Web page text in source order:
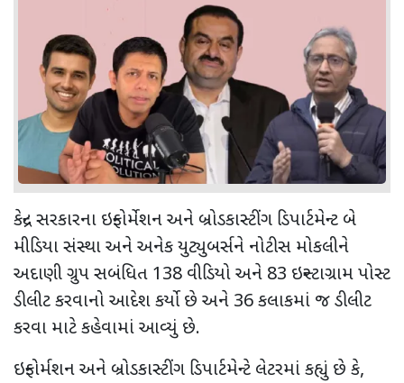
કેન્દ્ર સરકારના ઇન્ફોર્મેશન અને બ્રોડકાસ્ટીંગ ડિપાર્ટમેન્ટ બે
મીડિયા સંસ્થા અને અનેક યુટ્યુબર્સને નોટીસ મોકલીને
અદાણી ગ્રુપ સબંધિત 138 વીડિયો અને 83 ઇન્સ્ટાગ્રામ પોસ્ટ
ડીલીટ કરવાનો આદેશ કર્યો છે અને 36કલાકમાં જ ડીલીટ
કરવા માટે કહેવામાં આવ્યું છે.
ઇન્ફોર્મશન અને બ્રોડકાસ્ટીંગ ડિપાર્ટમેન્ટે લેટરમાં કહ્યું છે કે,